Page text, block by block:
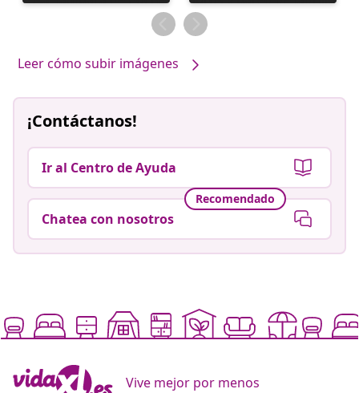
por
Leer cómo subir imágenes
¡Contáctanos!
Ir al Centro de Ayuda
Recomendado
Chatea con nosotros
Vive mejor por menos